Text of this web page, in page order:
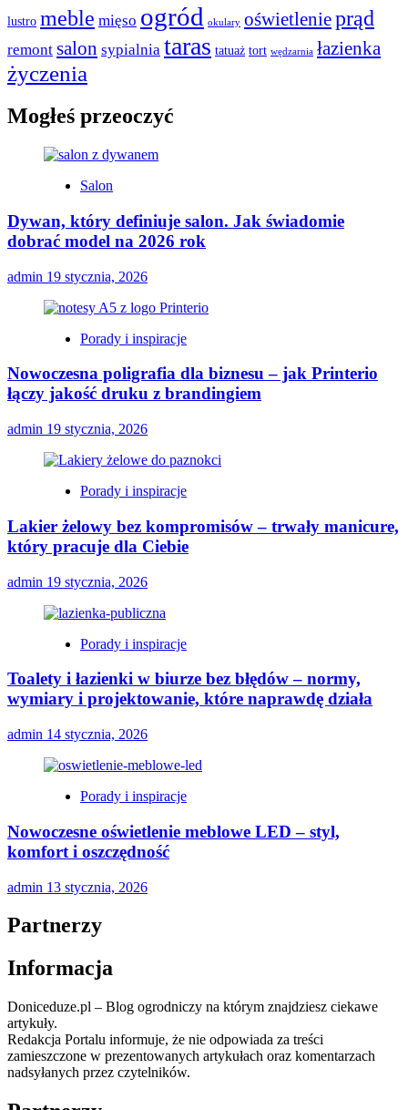
lustro meble mięso ogród okulary oświetlenieprąd
remont salon sypialnia taras tatuaż tort wędzarnia łazienka
życzenia
Mogłeś przeoczyć
Salon
Dywan, który definiuje salon. Jak świadomie
dobrać model na 2026 rok
admin 19 stycznia, 2026
Porady i inspiracje
Nowoczesna poligrafia dla biznesu – jak Printerio
łączy jakość druku z brandingiem
admin 19 stycznia, 2026
Porady i inspiracje
Lakier żelowy bez kompromisów – trwały manicure,
który pracuje dla Ciebie
admin 19 stycznia, 2026
Porady i inspiracje
Toalety i łazienki w biurze bez błędów – normy,
wymiary i projektowanie, które naprawdę działa
admin 14 stycznia, 2026
Porady i inspiracje
Nowoczesne oświetlenie meblowe LED – styl,
komfort i oszczędność
admin 13 stycznia, 2026
Partnerzy
Informacja
Doniceduze.pl – Blog ogrodniczy na którym znajdziesz ciekawe
artykuły.
Redakcja Portalu informuje, że nie odpowiada za treści
zamieszczone w prezentowanych artykułach oraz komentarzach
nadsyłanych przez czytelników.